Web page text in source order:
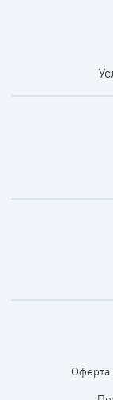
Оферта